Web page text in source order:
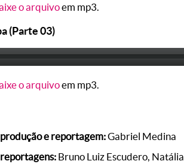
o arquivoem mp3.
(Parte 03)
o arquivoem mp3.
e reportagem:Gabriel Medina
Bruno Luiz Escudero,